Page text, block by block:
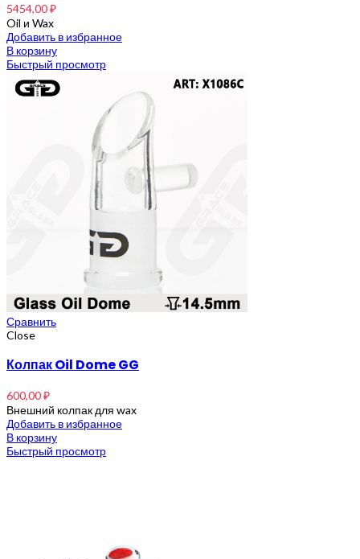
5454,00₽
Oil и Wax
Добавить в избранное
В корзину
Быстрый просмотр
Сравнить
Close
Колпак Oil Dome GG
600,00₽
Внешний колпак для wax
Добавить в избранное
В корзину
Быстрый просмотр